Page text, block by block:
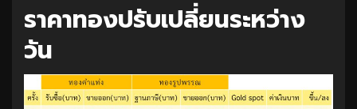
ราคาทองปรับเปลี่ยนระหว่าง
วัน